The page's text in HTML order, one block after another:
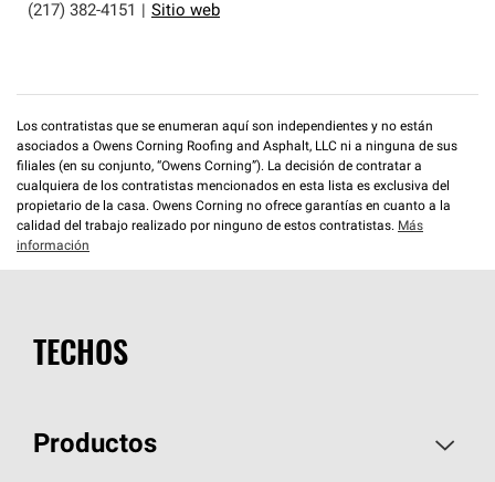
(217) 382-4151
Sitio web
Los contratistas que se enumeran aquí son independientes y no están
asociados a Owens Corning Roofing and Asphalt, LLC ni a ninguna de sus
filiales (en su conjunto, “Owens Corning”). La decisión de contratar a
cualquiera de los contratistas mencionados en esta lista es exclusiva del
propietario de la casa. Owens Corning no ofrece garantías en cuanto a la
calidad del trabajo realizado por ninguno de estos contratistas. Más
información
TECHOS
Productos